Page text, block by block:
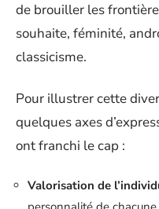
de brouiller les
souhaite, féminité,
classicisme.
Pour illustrer cette
quelques axes
ont franchi le cap :
Valorisation de